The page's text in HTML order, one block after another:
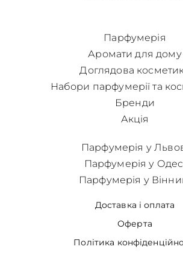
Парфумерія
Аромати для дому
Доглядова
Набори парфумерії та
Бренди
Акція
Доставка і оплата
Оферта
Політика
Парфумерія у
Парфумерія у
Парфумерія у